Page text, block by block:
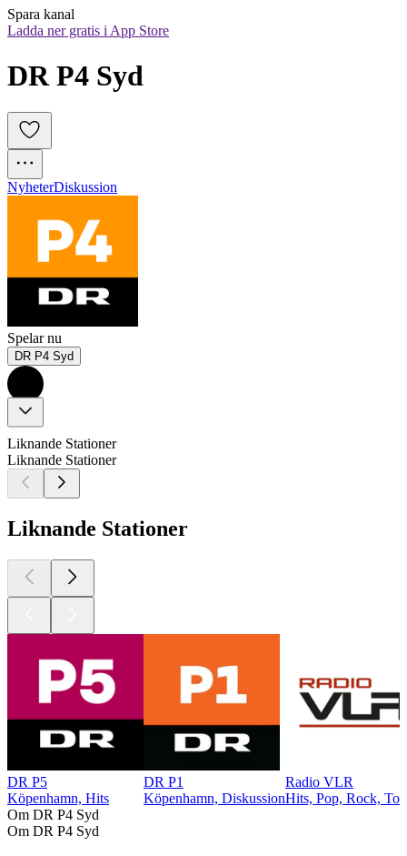
Spara kanal
Ladda ner gratis i App Store
DR P4 Syd
NyheterDiskussion
Spelar nu
DR P4 Syd
Liknande Stationer
Liknande Stationer
Liknande Stationer
DR P5
Köpenhamn, Hits
DR P1
Köpenhamn, Diskussion
Radio VLR
Hits, Pop, Rock,
Om DR P4 Syd
Om DR P4 Syd